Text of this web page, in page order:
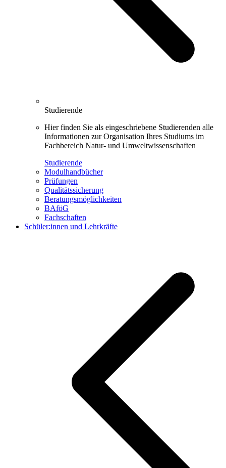
Studierende
Hier finden Sie als eingeschriebene Studierenden alle
Informationen zur Organisation Ihres Studiums im
Fachbereich Natur- und Umweltwissenschaften
Studierende
Modulhandbücher
Prüfungen
Qualitätssicherung
Beratungsmöglichkeiten
BAföG
Fachschaften
Schüler:innen und Lehrkräfte